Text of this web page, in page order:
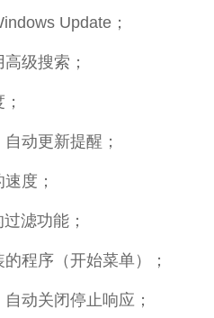
Update；
级搜索；
动更新提醒；
度；
滤功能；
程序（开始菜单）；
动关闭停止响应；